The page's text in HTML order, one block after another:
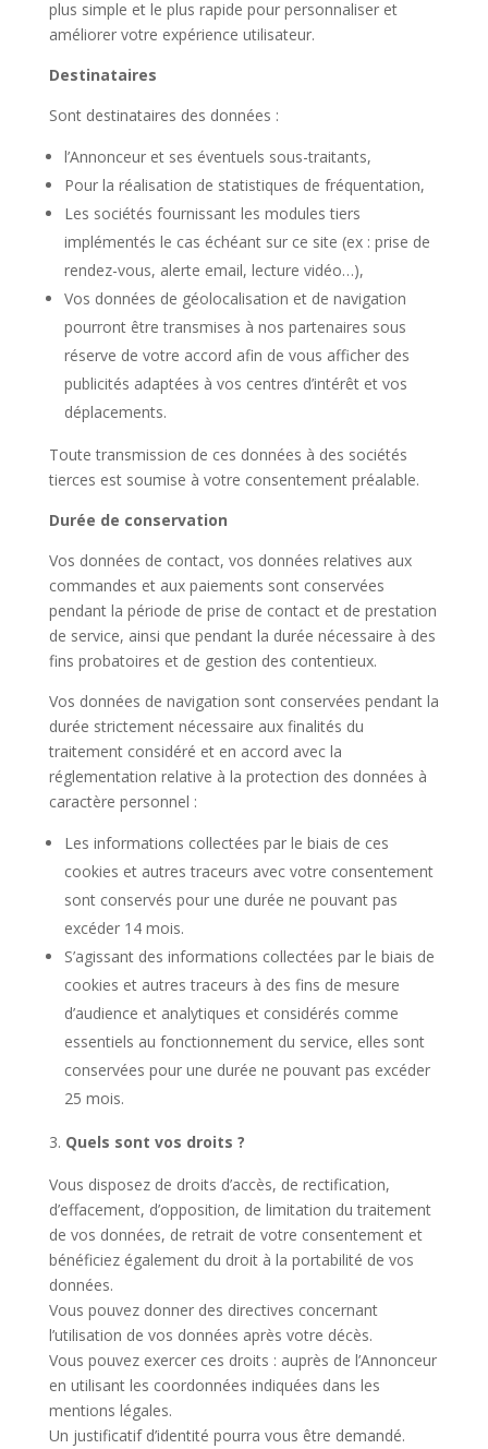
plus simple et le plus rapide pour personnaliser et
améliorer votre expérience utilisateur.
Destinataires
Sont destinataires des données :
l’Annonceur et ses éventuels sous-traitants,
Pour la réalisation de statistiques de fréquentation,
Les sociétés fournissant les modules tiers
implémentés le cas échéant sur ce site (ex : prise de
rendez-vous, alerte email, lecture vidéo…),
Vos données de géolocalisation et de navigation
pourront être transmises à nos partenaires sous
réserve de votre accord afin de vous afficher des
publicités adaptées à vos centres d’intérêt et vos
déplacements.
Toute transmission de ces données à des sociétés
tierces est soumise à votre consentement préalable.
Durée de conservation
Vos données de contact, vos données relatives aux
commandes et aux paiements sont conservées
pendant la période de prise de contact et de prestation
de service, ainsi que pendant la durée nécessaire à des
fins probatoires et de gestion des contentieux.
Vos données de navigation sont conservées pendant la
durée strictement nécessaire aux finalités du
traitement considéré et en accord avec la
réglementation relative à la protection des données à
caractère personnel :
Les informations collectées par le biais de ces
cookies et autres traceurs avec votre consentement
sont conservés pour une durée ne pouvant pas
excéder 14 mois.
S’agissant des informations collectées par le biais de
cookies et autres traceurs à des fins de mesure
d’audience et analytiques et considérés comme
essentiels au fonctionnement du service, elles sont
conservées pour une durée ne pouvant pas excéder
25 mois.
Quels sont vos droits ?
Vous disposez de droits d’accès, de rectification,
d’effacement, d’opposition, de limitation du traitement
de vos données, de retrait de votre consentement et
bénéficiez également du droit à la portabilité de vos
données.
Vous pouvez donner des directives concernant
l’utilisation de vos données après votre décès.
Vous pouvez exercer ces droits : auprès de l’Annonceur
en utilisant les coordonnées indiquées dans les
mentions légales.
Un justificatif d’identité pourra vous être demandé.